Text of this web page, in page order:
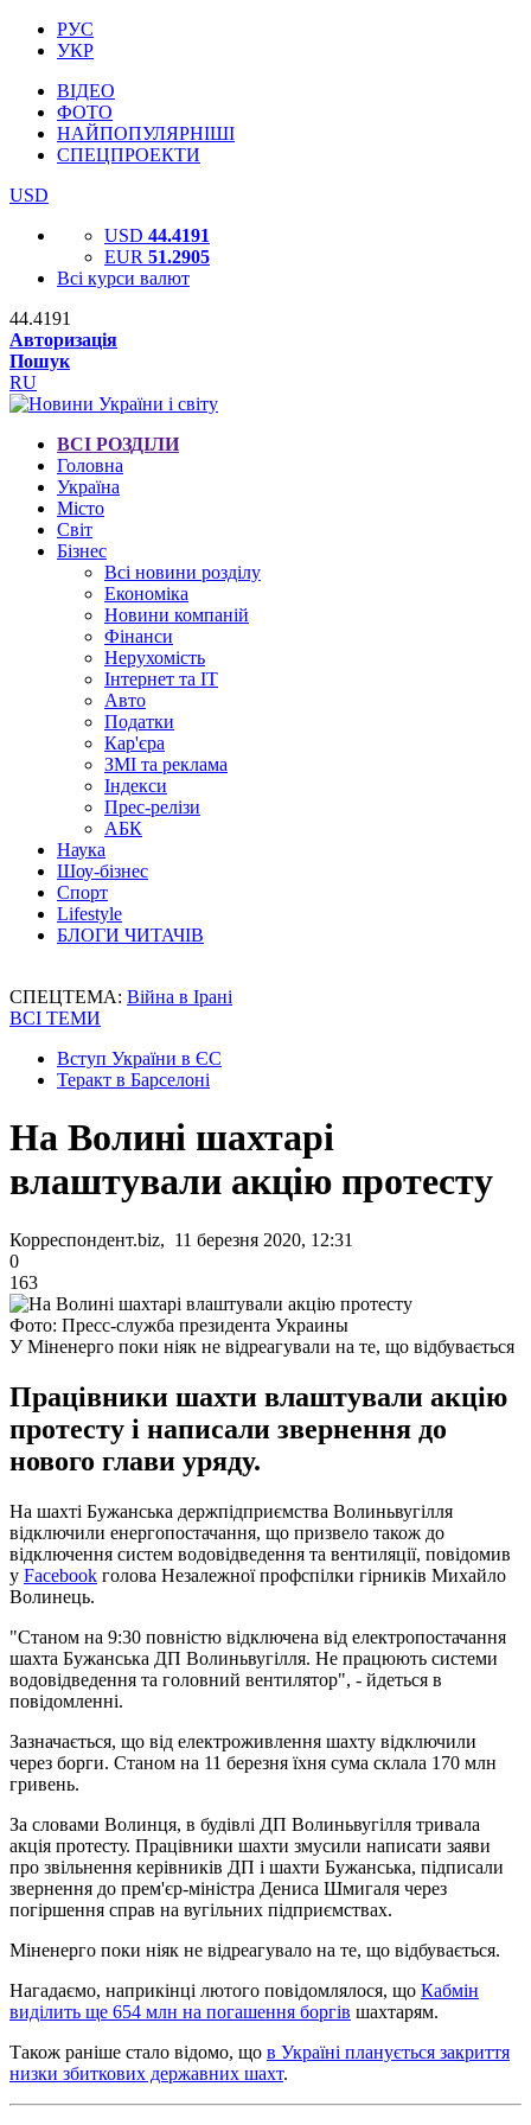
РУС
УКР
ВІДЕО
ФОТО
НАЙПОПУЛЯРНІШІ
СПЕЦПРОЕКТИ
USD
USD 44.4191
EUR 51.2905
Всі курси валют
44.4191
Авторизація
Пошук
RU
ВСІ РОЗДІЛИ
Головна
Україна
Місто
Світ
Бізнес
Всі новини розділу
Економіка
Новини компаній
Фінанси
Нерухомість
Інтернет та IT
Авто
Податки
Кар'єра
ЗМІ та реклама
Індекси
Прес-релізи
АБК
Наука
Шоу-бізнес
Спорт
Lifestyle
БЛОГИ ЧИТАЧІВ
СПЕЦТЕМА: Війна в Ірані
ВСІ ТЕМИ
Вступ України в ЄС
Теракт в Барселоні
На Волині шахтарі
влаштували акцію протесту
Корреспондент.biz, 11 березня 2020, 12:31
0
163
Фото: Пресс-служба президента Украины
У Міненерго поки ніяк не відреагували на те, що відбувається
Працівники шахти влаштували акцію
протесту і написали звернення до
нового глави уряду.
На шахті Бужанська держпідприємства Волиньвугілля
відключили енергопостачання, що призвело також до
відключення систем водовідведення та вентиляції, повідомив
у Facebook голова Незалежної профспілки гірників Михайло
Волинець.
"Станом на 9:30 повністю відключена від електропостачання
шахта Бужанська ДП Волиньвугілля. Не працюють системи
водовідведення та головний вентилятор", - йдеться в
повідомленні.
Зазначається, що від електроживлення шахту відключили
через борги. Станом на 11 березня їхня сума склала 170 млн
гривень.
За словами Волинця, в будівлі ДП Волиньвугілля тривала
акція протесту. Працівники шахти змусили написати заяви
про звільнення керівників ДП ​​і шахти Бужанська, підписали
звернення до прем'єр-міністра Дениса Шмигаля через
погіршення справ на вугільних підприємствах.
Міненерго поки ніяк не відреагувало на те, що відбувається.
Нагадаємо, наприкінці лютого повідомлялося, що Кабмін
виділить ще 654 млн на погашення боргів шахтарям.
Також раніше стало відомо, що в Україні планується закриття
низки збиткових державних шахт.